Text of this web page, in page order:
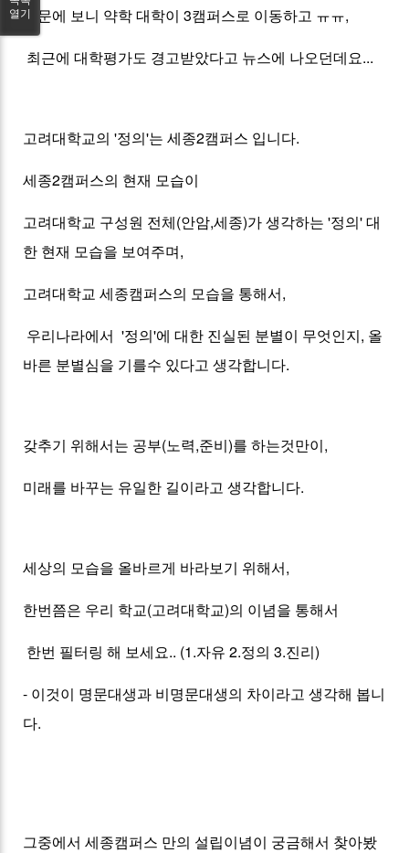
신문에 보니 약학 대학이 3캠퍼스로 이동하고 ㅠㅠ,
최근에 대학평가도 경고받았다고 뉴스에 나오던데요...
고려대학교의 '정의'는 세종2캠퍼스 입니다.
세종2캠퍼스의 현재 모습이
고려대학교 구성원 전체(안암,세종)가 생각하는 '정의' 대
한 현재 모습을 보여주며,
고려대학교 세종캠퍼스의 모습을 통해서,
우리나라에서 '정의'에 대한 진실된 분별이 무엇인지, 올
바른 분별심을 기를수 있다고 생각합니다.
갖추기 위해서는 공부(노력,준비)를 하는것만이,
미래를 바꾸는 유일한 길이라고 생각합니다.
세상의 모습을 올바르게 바라보기 위해서,
한번쯤은 우리 학교(고려대학교)의 이념을 통해서
한번 필터링 해 보세요.. (1.자유 2.정의 3.진리)
- 이것이 명문대생과 비명문대생의 차이라고 생각해 봅니
다.
그중에서 세종캠퍼스 만의 설립이념이 궁금해서 찾아봤
열기